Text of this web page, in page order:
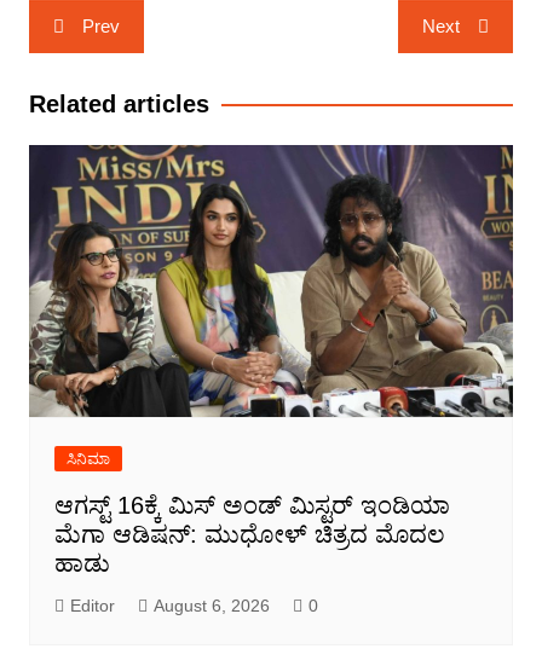
Post
navigation
Prev Next
Related articles
ಸಿನಿಮಾ
ಆಗಸ್ಟ್ 16ಕ್ಕೆ ಮಿಸ್ ಅಂಡ್ ಮಿಸ್ಟರ್ ಇಂಡಿಯಾ
ಮೆಗಾ ಆಡಿಷನ್: ಮುಧೋಳ್ ಚಿತ್ರದ ಮೊದಲ
ಹಾಡು
Editor August 6, 2026 0